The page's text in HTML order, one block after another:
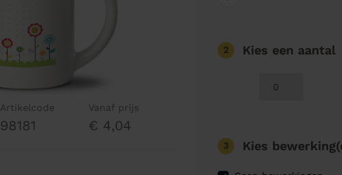
Artikelcode
98181
Vanaf prijs
€ 4,04
2 Kies een aantal
3 Kies